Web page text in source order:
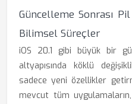
Güncelleme Sonrası
Bilimsel Süreçler
iOS 20.1 gibi büyük bir
altyapısında köklü
sadece yeni özellikler
mevcut tüm